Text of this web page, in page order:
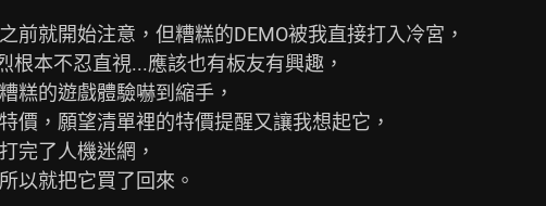
前就開始注意，但糟糕的DEMO被我直接打入冷宮，
根本不忍直視...應該也有板友有興趣，
糕的遊戲體驗嚇到縮手，
價，願望清單裡的特價提醒又讓我想起它，
完了人機迷網，
以就把它買了回來。